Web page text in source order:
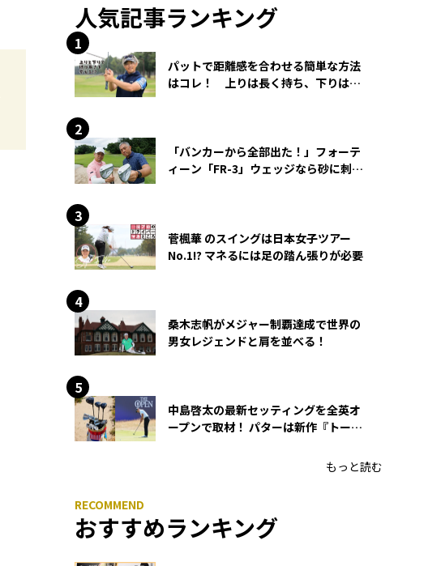
人気記事ランキング
パットで距離感を合わせる簡単な方法
はコレ！ 上りは長く持ち、下りは短
「バンカーから全部出た！」フォーテ
ィーン「FR-3」ウェッジなら砂に刺さ
菅楓華 のスイングは日本女子ツアー
No.1!? マネるには足の踏ん張りが必要
桑木志帆がメジャー制覇達成で世界の
男女レジェンドと肩を並べる！
中島啓太の最新セッティングを全英オ
ープンで取材！ パターは新作『トーチ
もっと読む
おすすめランキング